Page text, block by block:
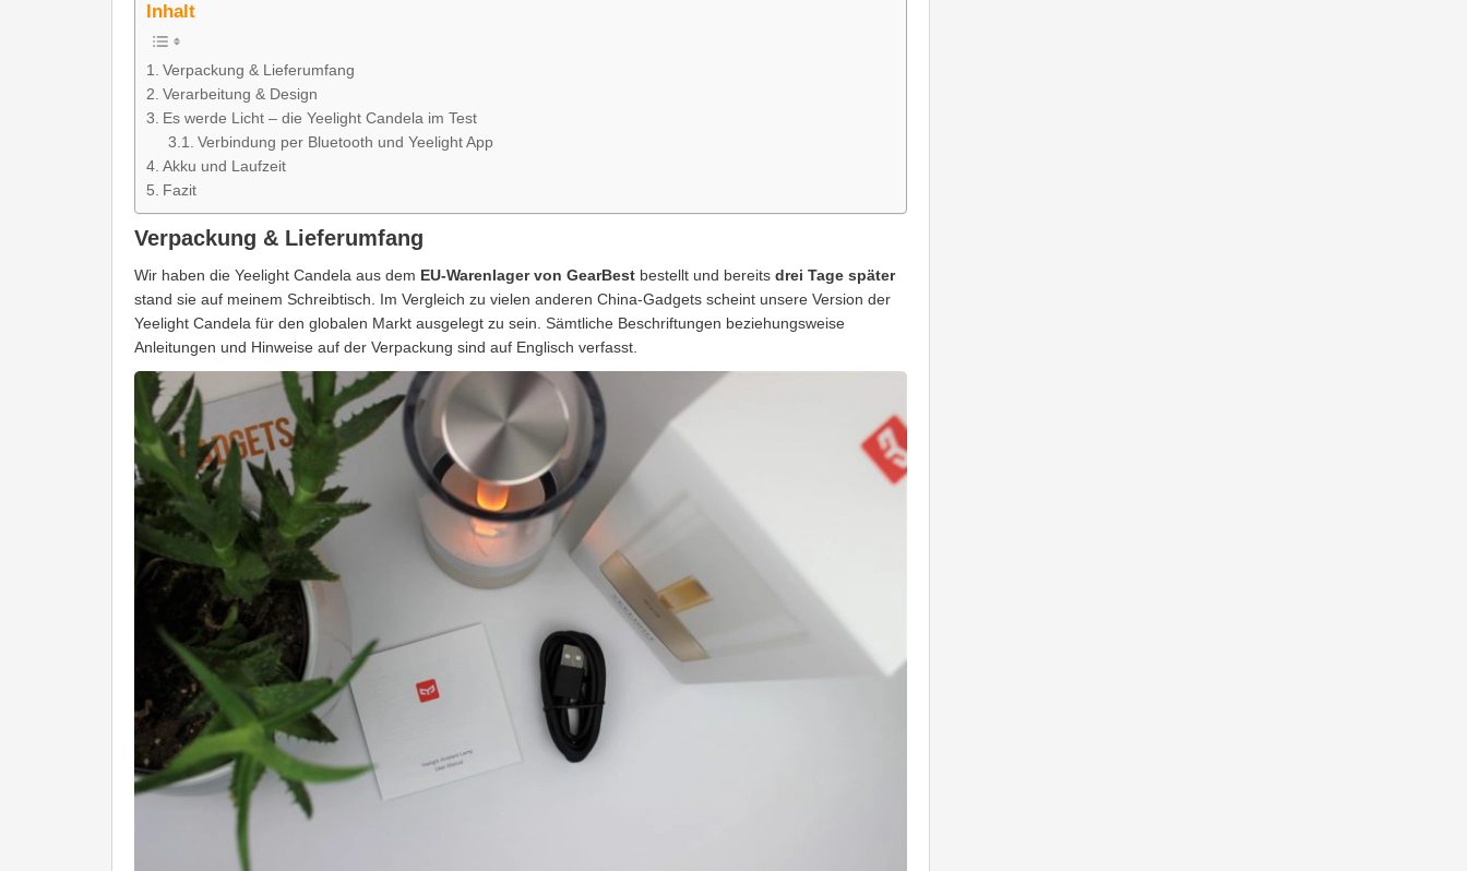
Inhalt
Verpackung & Lieferumfang
Verarbeitung & Design
Es werde Licht – die Yeelight Candela im Test
Verbindung per Bluetooth und Yeelight App
Akku und Laufzeit
Fazit
Verpackung & Lieferumfang
Wir haben die Yeelight Candela aus dem EU-Warenlager von GearBest bestellt und bereits drei Tage später
stand sie auf meinem Schreibtisch. Im Vergleich zu vielen anderen China-Gadgets scheint unsere Version der
Yeelight Candela für den globalen Markt ausgelegt zu sein. Sämtliche Beschriftungen beziehungsweise
Anleitungen und Hinweise auf der Verpackung sind auf Englisch verfasst.